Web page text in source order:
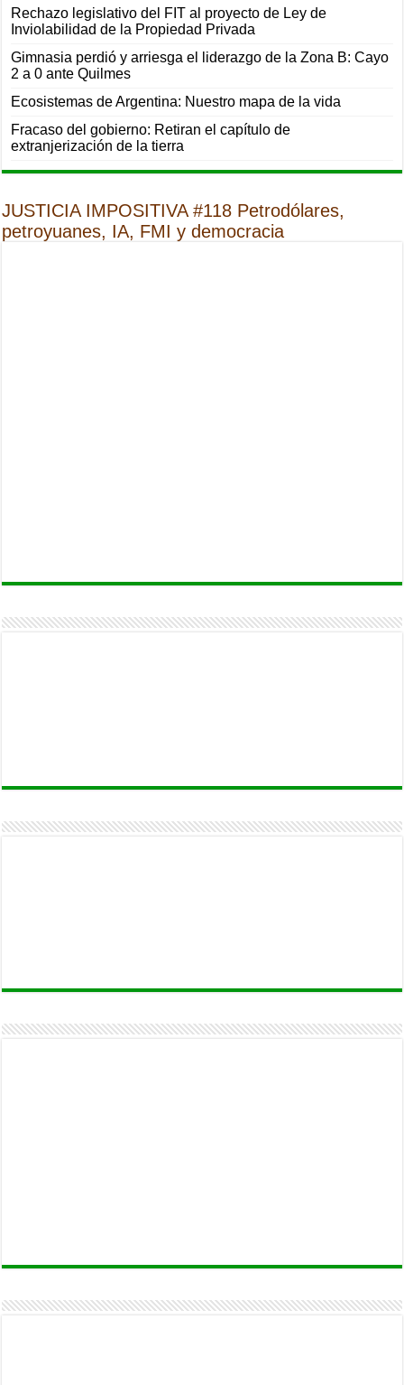
Rechazo legislativo del FIT al proyecto de Ley de
Inviolabilidad de la Propiedad Privada
Gimnasia perdió y arriesga el liderazgo de la Zona B: Cayo
2 a 0 ante Quilmes
Ecosistemas de Argentina: Nuestro mapa de la vida
Fracaso del gobierno: Retiran el capítulo de
extranjerización de la tierra
JUSTICIA IMPOSITIVA #118 Petrodólares,
petroyuanes, IA, FMI y democracia